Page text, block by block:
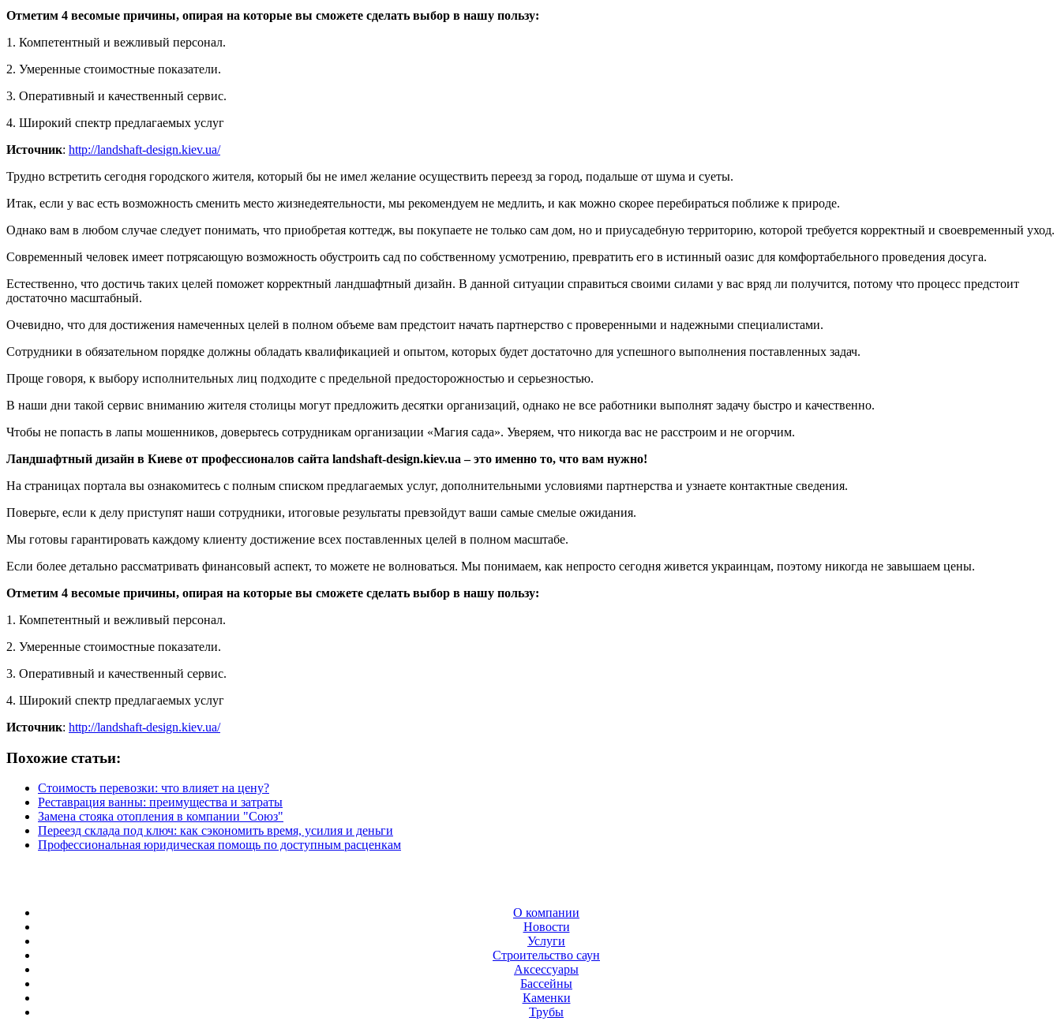
Отметим 4 весомые причины, опирая на которые вы сможете сделать выбор в нашу пользу:
1. Компетентный и вежливый персонал.
2. Умеренные стоимостные показатели.
3. Оперативный и качественный сервис.
4. Широкий спектр предлагаемых услуг
Источник: http://landshaft-design.kiev.ua/
Трудно встретить сегодня городского жителя, который бы не имел желание осуществить переезд за город, подальше от шума и суеты.
Итак, если у вас есть возможность сменить место жизнедеятельности, мы рекомендуем не медлить, и как можно скорее перебираться поближе к природе.
Однако вам в любом случае следует понимать, что приобретая коттедж, вы покупаете не только сам дом, но и приусадебную территорию, которой требуется корректный и своевременный уход.
Современный человек имеет потрясающую возможность обустроить сад по собственному усмотрению, превратить его в истинный оазис для комфортабельного проведения досуга.
Естественно, что достичь таких целей поможет корректный ландшафтный дизайн. В данной ситуации справиться своими силами у вас вряд ли получится, потому что процесс предстоит
достаточно масштабный.
Очевидно, что для достижения намеченных целей в полном объеме вам предстоит начать партнерство с проверенными и надежными специалистами.
Сотрудники в обязательном порядке должны обладать квалификацией и опытом, которых будет достаточно для успешного выполнения поставленных задач.
Проще говоря, к выбору исполнительных лиц подходите с предельной предосторожностью и серьезностью.
В наши дни такой сервис вниманию жителя столицы могут предложить десятки организаций, однако не все работники выполнят задачу быстро и качественно.
Чтобы не попасть в лапы мошенников, доверьтесь сотрудникам организации «Магия сада». Уверяем, что никогда вас не расстроим и не огорчим.
Ландшафтный дизайн в Киеве от профессионалов сайта landshaft-design.kiev.ua – это именно то, что вам нужно!
На страницах портала вы ознакомитесь с полным списком предлагаемых услуг, дополнительными условиями партнерства и узнаете контактные сведения.
Поверьте, если к делу приступят наши сотрудники, итоговые результаты превзойдут ваши самые смелые ожидания.
Мы готовы гарантировать каждому клиенту достижение всех поставленных целей в полном масштабе.
Если более детально рассматривать финансовый аспект, то можете не волноваться. Мы понимаем, как непросто сегодня живется украинцам, поэтому никогда не завышаем цены.
Отметим 4 весомые причины, опирая на которые вы сможете сделать выбор в нашу пользу:
1. Компетентный и вежливый персонал.
2. Умеренные стоимостные показатели.
3. Оперативный и качественный сервис.
4. Широкий спектр предлагаемых услуг
Источник: http://landshaft-design.kiev.ua/
Похожие статьи:
Стоимость перевозки: что влияет на цену?
Реставрация ванны: преимущества и затраты
Замена стояка отопления в компании "Союз"
Переезд склада под ключ: как сэкономить время, усилия и деньги
Профессиональная юридическая помощь по доступным расценкам
О компании
Новости
Услуги
Строительство саун
Аксесcуары
Бассейны
Каменки
Трубы